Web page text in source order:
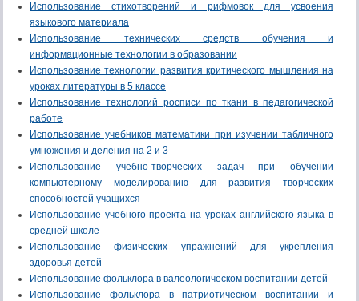
Использование стихотворений и рифмовок для усвоения
языкового материала
Использование технических средств обучения и
информационные технологии в образовании
Использование технологии развития критического мышления на
уроках литературы в 5 классе
Использование технологий росписи по ткани в педагогической
работе
Использование учебников математики при изучении табличного
умножения и деления на 2 и 3
Использование учебно-творческих задач при обучении
компьютерному моделированию для развития творческих
способностей учащихся
Использование учебного проекта на уроках английского языка в
средней школе
Использование физических упражнений для укрепления
здоровья детей
Использование фольклора в валеологическом воспитании детей
Использование фольклора в патриотическом воспитании и